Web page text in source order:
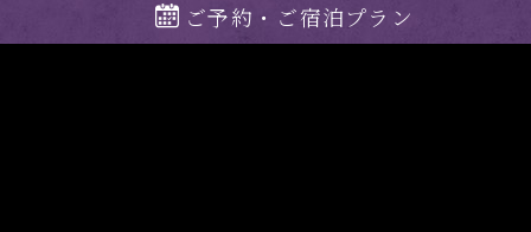
ご予約・ご宿泊プラン